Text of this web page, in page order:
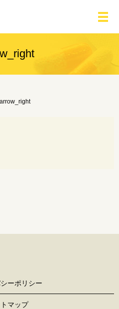
メ
arrow_right
ーポリシー
マップ